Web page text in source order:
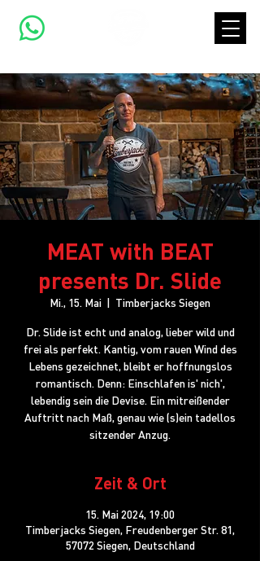
MEAT with BEAT
presents Dr. Slide
Mi., 15. Mai
  |
Timberjacks Siegen
Dr. Slide ist echt und analog, lieber wild und
frei als perfekt. Kantig, vom rauen Wind des
Lebens gezeichnet, bleibt er hoffnungslos
romantisch. Denn: Einschlafen is' nich',
lebendig sein die Devise. Ein mitreißender
Auftritt nach Maß, genau wie (s)ein tadellos
sitzender Anzug.
Zeit & Ort
15. Mai 2024, 19:00
Timberjacks Siegen, Freudenberger Str. 81,
57072 Siegen, Deutschland